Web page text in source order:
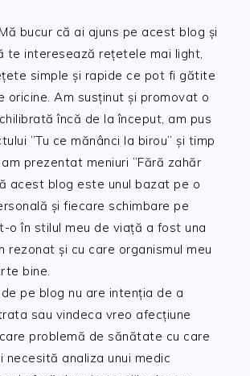
Mă bucur că ai ajuns pe acest blog și
te interesează rețetele mai light,
simple și rapide ce pot fi gătite
oricine. Am susținut și promovat o
încă de la început, am pus
”Tu ce mănânci la birou” și timp
prezentat meniuri ”Fără zahăr
acest blog este unul bazat pe o
și fiecare schimbare pe
o în stilul meu de viață a fost una
rezonat și cu care organismul meu
bine.
pe blog nu are intenția de a
sau vindeca vreo afecțiune
problemă de sănătate cu care
necesită analiza unui medic